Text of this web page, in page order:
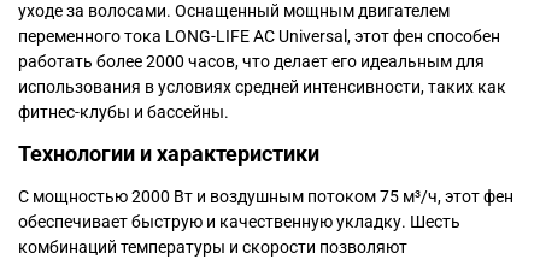
уходе за волосами. Оснащенный мощным двигателем
переменного тока LONG-LIFE AC Universal, этот фен способен
работать более 2000 часов, что делает его идеальным для
использования в условиях средней интенсивности, таких как
фитнес-клубы и бассейны.
Технологии и характеристики
С мощностью 2000 Вт и воздушным потоком 75 м³/ч, этот фен
обеспечивает быструю и качественную укладку. Шесть
комбинаций температуры и скорости позволяют